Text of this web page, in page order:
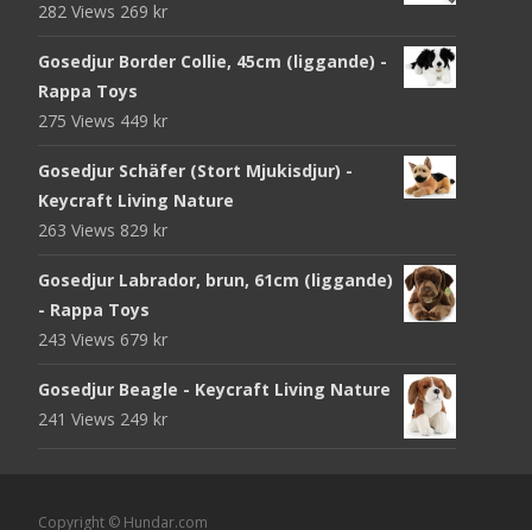
282 Views 269 kr
Gosedjur Border Collie, 45cm (liggande) -
Rappa Toys
275 Views 449 kr
Gosedjur Schäfer (Stort Mjukisdjur) -
Keycraft Living Nature
263 Views 829 kr
Gosedjur Labrador, brun, 61cm (liggande)
- Rappa Toys
243 Views 679 kr
Gosedjur Beagle - Keycraft Living Nature
241 Views 249 kr
Copyright © Hundar.com